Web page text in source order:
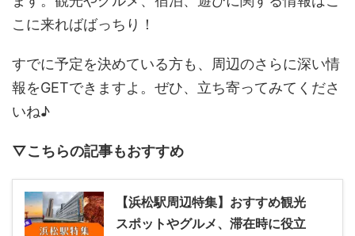
こに来ればばっちり！
すでに予定を決めている方も、周辺のさらに深い情
報をGETできますよ。ぜひ、立ち寄ってみてくださ
いね♪
▽こちらの記事もおすすめ
【浜松駅周辺特集】おすすめ観光
スポットやグルメ、滞在時に役立